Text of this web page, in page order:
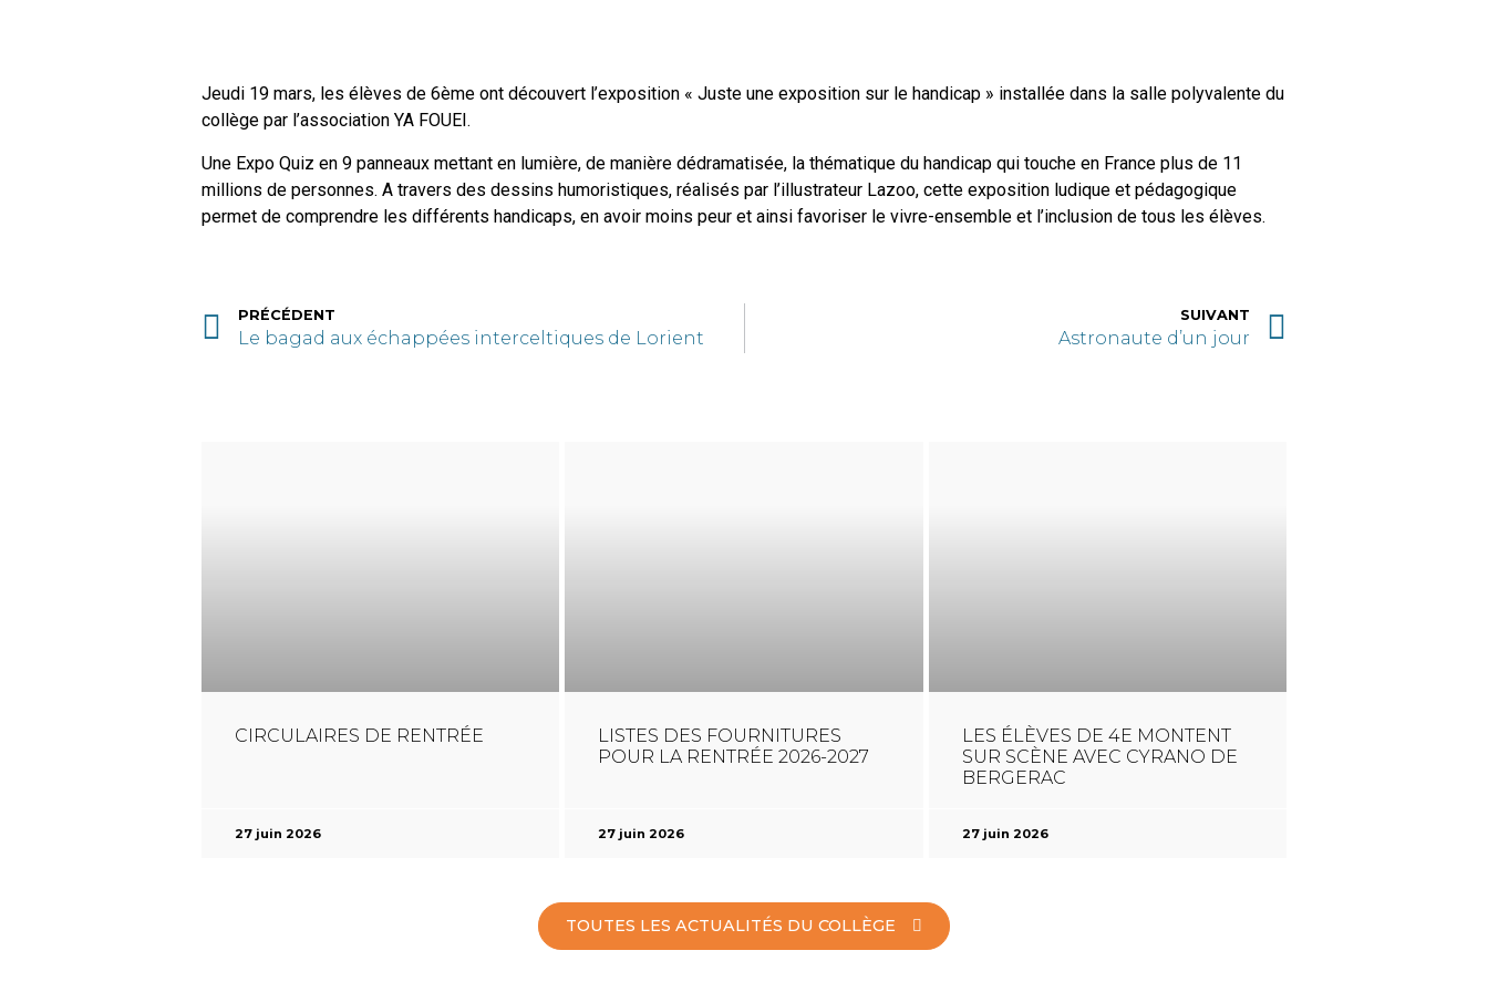
Jeudi 19 mars, les élèves de 6ème ont découvert l’exposition « Juste une exposition sur le handicap » installée dans la salle polyvalente du
collège par l’association YA FOUEI.
Une Expo Quiz en 9 panneaux mettant en lumière, de manière dédramatisée, la thématique du handicap qui touche en France plus de 11
millions de personnes. A travers des dessins humoristiques, réalisés par l’illustrateur Lazoo, cette exposition ludique et pédagogique
permet de comprendre les différents handicaps, en avoir moins peur et ainsi favoriser le vivre-ensemble et l’inclusion de tous les élèves.
PRÉCÉDENT
Le bagad aux échappées interceltiques de Lorient
SUIVANT
Astronaute d’un jour
CIRCULAIRES DE RENTRÉE
27 juin 2026
LISTES DES FOURNITURES
POUR LA RENTRÉE 2026-2027
27 juin 2026
LES ÉLÈVES DE 4E MONTENT
SUR SCÈNE AVEC CYRANO DE
BERGERAC
27 juin 2026
TOUTES LES ACTUALITÉS DU COLLÈGE